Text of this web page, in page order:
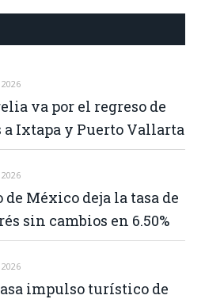
va por el regreso de
a Ixtapa y Puerto Vallarta
de México deja la tasa de
sin cambios en 6.50%
impulso turístico de